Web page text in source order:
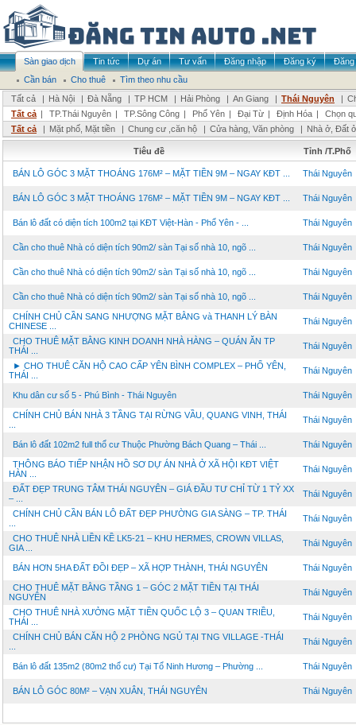
Sàn giao dịch Tin tức Dự án Tư vấn Đăng nhập Đăng ký
Đăng
Cần bán
Cho thuê
Tìm theo nhu cầu
Tất cả
| Hà Nội | Đà Nẵng | TP HCM | Hải Phòng | An Giang | Thái Nguyên |
Tất cả | TP.Thái Nguyên | TP.Sông Công | Phổ Yên | Đại Từ | Định Hóa |
Chọn
Tất cả
| Mặt phố, Mặt tiền | Chung cư ,căn hộ | Cửa hàng, Văn phòng | Nhà ở, Đất ở
Tiêu đề Tỉnh /T.Phố
BÁN LÔ GÓC 3 MẶT THOÁNG 176M² – MẶT TIỀN 9M – NGAY KĐT ... Thái Nguyên
BÁN LÔ GÓC 3 MẶT THOÁNG 176M² – MẶT TIỀN 9M – NGAY KĐT ... Thái Nguyên
Bán lô đất có diện tích 100m2 tại KĐT Việt-Hàn - Phổ Yên - ... Thái Nguyên
Cần cho thuê Nhà có diện tích 90m2/ sàn Tại số nhà 10, ngõ ... Thái Nguyên
Cần cho thuê Nhà có diện tích 90m2/ sàn Tại số nhà 10, ngõ ... Thái Nguyên
Cần cho thuê Nhà có diện tích 90m2/ sàn Tại số nhà 10, ngõ ... Thái Nguyên
CHÍNH CHỦ CẦN SANG NHƯỢNG MẶT BẰNG và THANH LÝ BÀN
CHINESE ...
Thái Nguyên
CHO THUÊ MẶT BẰNG KINH DOANH NHÀ HÀNG – QUÁN ĂN TP
THÁI ...
Thái Nguyên
► CHO THUÊ CĂN HỘ CAO CẤP YÊN BÌNH COMPLEX – PHỔ YÊN,
THÁI ...
Thái Nguyên
Khu dân cư số 5 - Phú Bình - Thái Nguyên Thái Nguyên
CHÍNH CHỦ BÁN NHÀ 3 TẦNG TẠI RỪNG VẦU, QUANG VINH, THÁI
Thái Nguyên
Bán lô đất 102m2 full thổ cư Thuộc Phường Bách Quang – Thái ... Thái Nguyên
THÔNG BÁO TIẾP NHẬN HỒ SƠ DỰ ÁN NHÀ Ở XÃ HỘI KĐT VIỆT
HÀN ...
Thái Nguyên
ĐẤT ĐẸP TRUNG TÂM THÁI NGUYÊN – GIÁ ĐẦU TƯ CHỈ TỪ 1 TỶ XX
– ...
Thái Nguyên
CHÍNH CHỦ CẦN BÁN LÔ ĐẤT ĐẸP PHƯỜNG GIA SÀNG – TP. THÁI
Thái Nguyên
CHO THUÊ NHÀ LIỀN KỀ LK5-21 – KHU HERMES, CROWN VILLAS,
GIA ...
Thái Nguyên
BÁN HƠN 5HA ĐẤT ĐỒI ĐẸP – XÃ HỢP THÀNH, THÁI NGUYÊN Thái Nguyên
CHO THUÊ MẶT BẰNG TẦNG 1 – GÓC 2 MẶT TIỀN TẠI THÁI
NGUYÊN
Thái Nguyên
CHO THUÊ NHÀ XƯỞNG MẶT TIỀN QUỐC LỘ 3 – QUAN TRIỀU,
THÁI ...
Thái Nguyên
CHÍNH CHỦ BÁN CĂN HỘ 2 PHÒNG NGỦ TẠI TNG VILLAGE -THÁI
Thái Nguyên
Bán lô đất 135m2 (80m2 thổ cư) Tại Tổ Ninh Hương – Phường ... Thái Nguyên
BÁN LÔ GÓC 80M² – VẠN XUÂN, THÁI NGUYÊN Thái Nguyên